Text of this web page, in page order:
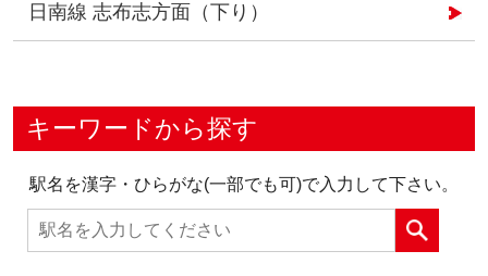
日南線 志布志方面（下り）
キーワードから探す
駅名を漢字・ひらがな(一部でも可)で入力して下さい。